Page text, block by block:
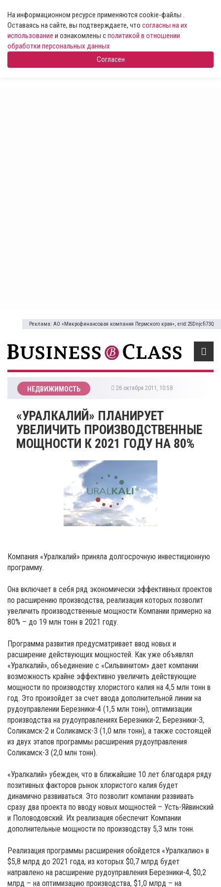
На информационном ресурсе применяются cookie-файлы .
Оставаясь на сайте, вы подтверждаете, что согласны на их
использование и ознакомлены сполитикой в отношении
обработки персональных данных
Согласен
Реклама: АО «Микрофинансовая компания Пермского края», erid:2SDnjcfi73Q
НЕДВИЖИМОСТЬ 26 октября 2011, 10:58
«УРАЛКАЛИЙ» ПЛАНИРУЕТ
УВЕЛИЧИТЬ ПРОИЗВОДСТВЕННЫЕ
МОЩНОСТИ К 2021 ГОДУ НА 80%
Компания «Уралкалий» приняла долгосрочную инвестиционную
программу.
Она включает в себя ряд экономически эффективных проектов
по расширению производства, реализация которых позволит
увеличить производственные мощности Компании примерно на
80% – до 19 млн тонн в 2021 году.
Программа развития предусматривает ввод новых и
расширение действующих мощностей. Как уже объявлял
«Уралкалий», объединение с «Сильвинитом» дает компании
возможность крайне эффективно увеличить действующие
мощности по производству хлористого калия на 4,5 млн тонн в
год. Это произойдет за счет ввода дополнительной линии на
рудоуправлении Березники-4 (1,5 млн тонн), оптимизации
производства на рудоуправлениях Березники-2, Березники-3,
Соликамск-2 и Соликамск-3 (1,0 млн тонн), а также состоящей
из двух этапов программы расширения рудоуправления
Соликамск-3 (2,0 млн тонн).
«Уралкалий» убежден, что в ближайшие 10 лет благодаря ряду
позитивных факторов рынок хлористого калия будет
динамично развиваться. Это позволит компании развивать
сразу два проекта по вводу новых мощностей – Усть-Яйвинский
и Половодовский. Их реализация обеспечит Компании
дополнительные мощности по производству 5,3 млн тонн.
Реализация программы расширения обойдется «Уралкалию» в
$5,8 млрд до 2021 года, из которых $0,7 млрд будет
направлено на расширение рудоуправления Березники-4, $0,2
млрд – на оптимизацию производства, $1,0 млрд – на